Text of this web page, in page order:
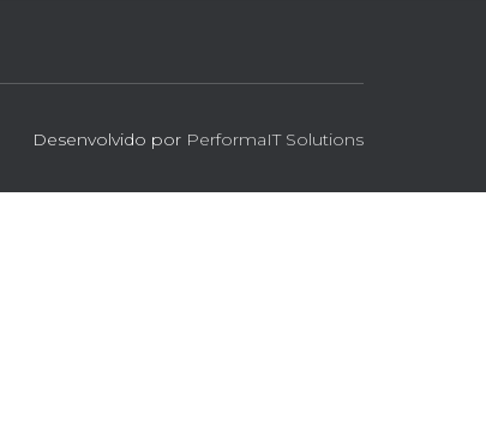
Desenvolvido por PerformaIT Solutions